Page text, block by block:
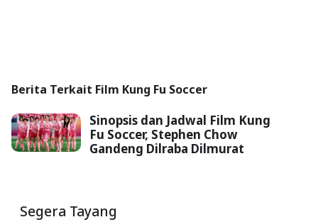
Berita Terkait Film Kung Fu Soccer
Sinopsis dan Jadwal Film Kung
Fu Soccer, Stephen Chow
Gandeng Dilraba Dilmurat
Segera Tayang